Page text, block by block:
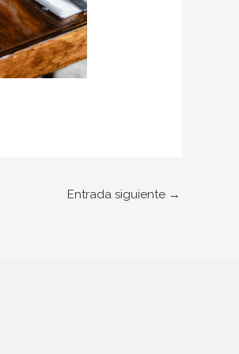
Entrada siguiente →